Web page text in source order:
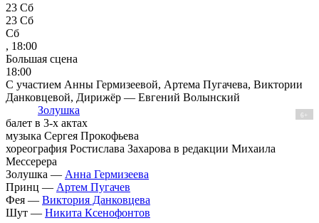
23 Сб
23 Сб
Сб
, 18:00
Большая сцена
18:00
С участием Анны Гермизеевой, Артема Пугачева, Виктории
Данковцевой, Дирижёр — Евгений Волынский
Золушка
6+
балет в 3-х актах
музыка Сергея Прокофьева
хореография Ростислава Захарова в редакции Михаила
Мессерера
Золушка — Анна Гермизеева
Принц — Артем Пугачев
Фея — Виктория Данковцева
Шут — Никита Ксенофонтов